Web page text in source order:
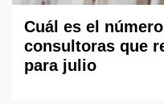
Cuál es el
consultoras que
para julio